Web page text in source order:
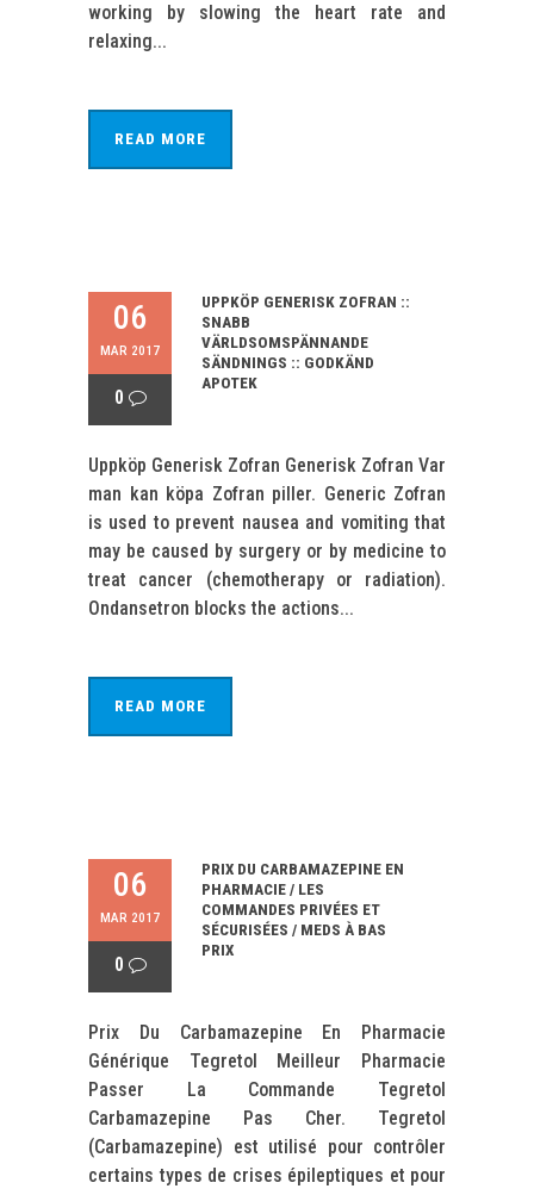
working by slowing the heart rate and
relaxing...
READ MORE
06
MAR 2017
0
UPPKÖP GENERISK ZOFRAN ::
SNABB
VÄRLDSOMSPÄNNANDE
SÄNDNINGS :: GODKÄND
APOTEK
Uppköp Generisk Zofran Generisk Zofran Var
man kan köpa Zofran piller. Generic Zofran
is used to prevent nausea and vomiting that
may be caused by surgery or by medicine to
treat cancer (chemotherapy or radiation).
Ondansetron blocks the actions...
READ MORE
06
MAR 2017
0
PRIX DU CARBAMAZEPINE EN
PHARMACIE / LES
COMMANDES PRIVÉES ET
SÉCURISÉES / MEDS À BAS
PRIX
Prix Du Carbamazepine En Pharmacie
Générique Tegretol Meilleur Pharmacie
Passer La Commande Tegretol
Carbamazepine Pas Cher. Tegretol
(Carbamazepine) est utilisé pour contrôler
certains types de crises épileptiques et pour